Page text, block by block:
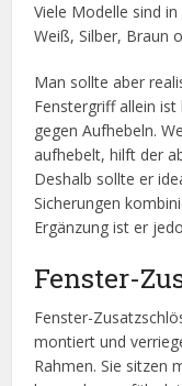
Viele Modelle sind
Weiß, Silber, Braun
Man sollte aber
Fenstergriff allein
gegen Aufhebeln.
aufhebelt, hilft der
Deshalb sollte er
Sicherungen
Ergänzung ist er
Fenster-
Fenster-
montiert und
Rahmen. Sie sitzen